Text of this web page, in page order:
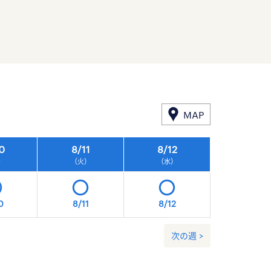
MAP
8/11
（火）
8/12
（水）
8/11 8/12
次の週 >